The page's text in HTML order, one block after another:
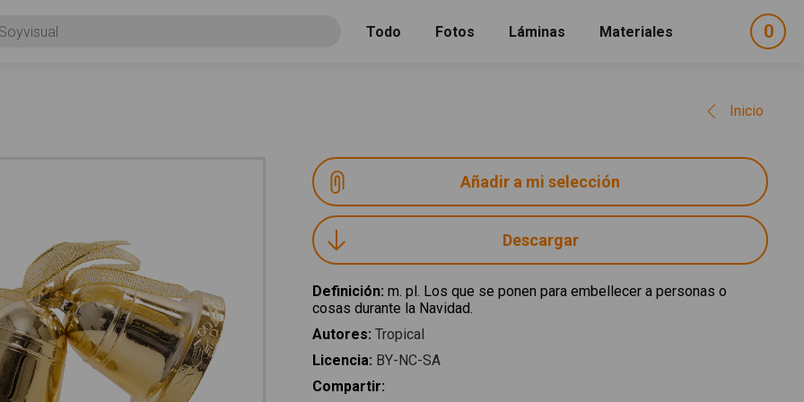
Todo Fotos Láminas Materiales 0
Inicio
Descargar
Definición: m. pl. Los que se ponen para embellecer a personas o
cosas durante la Navidad.
Autores: Tropical
Licencia: BY-NC-SA
Compartir: